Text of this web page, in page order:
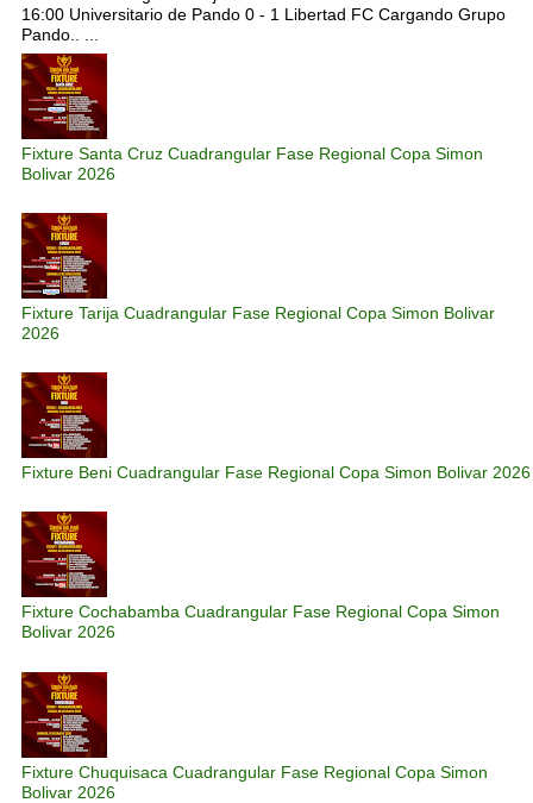
16:00 Universitario de Pando 0 - 1 Libertad FC Cargando Grupo
Pando.. ...
Fixture Santa Cruz Cuadrangular Fase Regional Copa Simon
Bolivar 2026
Fixture Tarija Cuadrangular Fase Regional Copa Simon Bolivar
2026
Fixture Beni Cuadrangular Fase Regional Copa Simon Bolivar 2026
Fixture Cochabamba Cuadrangular Fase Regional Copa Simon
Bolivar 2026
Fixture Chuquisaca Cuadrangular Fase Regional Copa Simon
Bolivar 2026